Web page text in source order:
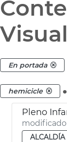
En portada
hemicicle .
Pleno
ALCALDÍA